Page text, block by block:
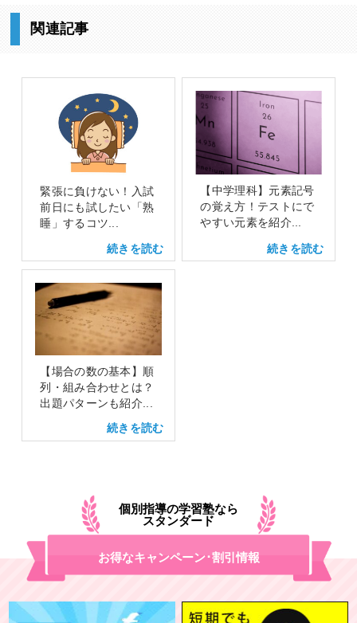
関連記事
緊張に負けない！入試
前日にも試したい「熟
睡」するコツ...
【中学理科】元素記号
の覚え方！テストにで
やすい元素を紹介...
【場合の数の基本】順
列・組み合わせとは？
出題パターンも紹介...
個別指導の学習塾なら
スタンダード
お得なキャンペーン･割引情報